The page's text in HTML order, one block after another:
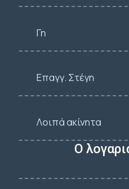
Γη
Επαγγ. Στέγη
Λοιπά ακίνητα
Ο